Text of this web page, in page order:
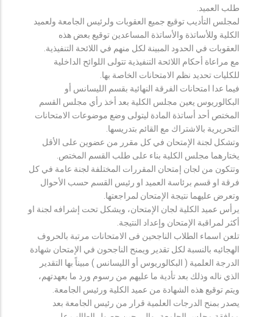
طلب العميد.
لمجلس التأديب توقيع جميع العقوبات ولرئيس الجامعة ولعميد
الكلية وللأساتذة والأساتذة المساعدين توقيع بعض هذه
العقوبات في الحدود المبينة لكل منهم في اللائحة التنفيذية.
مع مراعاة أحكام اللائحة التنفيذية تتولى اللوائح الداخلية
للكليات تحديد نظم الامتحانات الخاصة بها.
فيما عدا امتحانات الفرقة النهائية بقسم الليسانس أو
البكالوريوس يعين مجلس الكلية بعد أخذ رأي مجلس القسم
المختص أحد أساتذة المادة ليتولى وضع موضوعات الامتحانات
التحريرية بالاشتراك مع القائم بتدريسها.
وتشكل لجنة الإمتحان في كل مقرر من عضوين على الأقل
يختارهما مجلس الكلية بناء على طلب القسم المختص.
وتتكون من لجان إمتحان المقررات المختلفة لجنة عامة في كل
فرقة او قسم برئاسة العميد او رئيس القسم حسب الأحوال
وتعرض عليهما نتيجة الإمتحان لمراجعتها.
يرأس عميد الكلية لجان الإمتحان، ويشكل تحت إشرافه لجنة او
أكثر لمراقبة الإمتحان وإعداد النتيجة.
تلعن اسماء الطلاب الناجحين فى الامتحانات مرتبة بالحروف
الهجائيه بالنسبة لكل تقدير ويمنح الناجحون في الإمتحان شهادة
الدرجة العلمية ( البكالوريوس أو الليسانس ) مبيناً بها التقدير
الذي ناله وذلك بعد تأدية ما عليهم من رسوم ورد ما بعهدتهم،
ويتم توقيع هذه الشهادة من عميد الكلية ورئيس الجامعة.
يصدر بمنح الدرجات العلمية قرار من رئيس الجامعة بعد